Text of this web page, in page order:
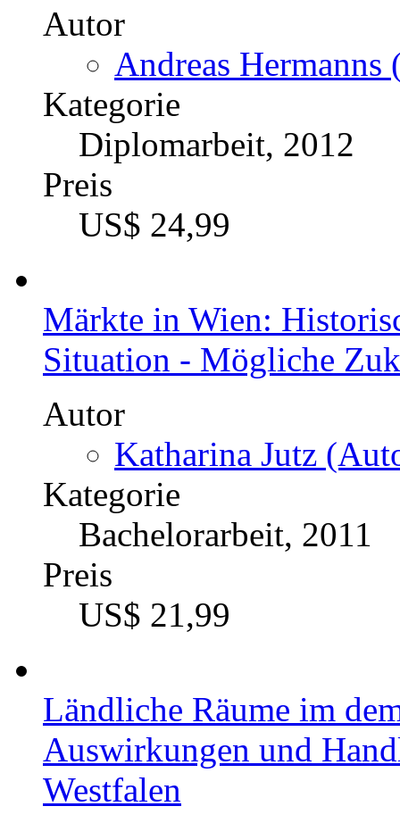
Autor
Andreas
Kategorie
Diplomarbeit, 2012
Preis
US$ 24,99
Märkte in Wien:
Situation - Mögliche
Autor
Katharina Jutz
Kategorie
Bachelorarbeit, 2011
Preis
US$ 21,99
Ländliche Räume im
Auswirkungen und
Westfalen